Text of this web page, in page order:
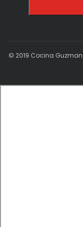
© 2019 Cocina